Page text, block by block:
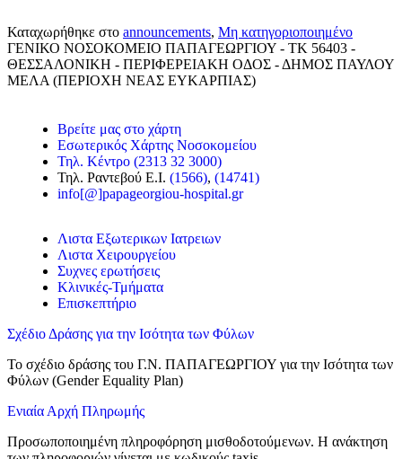
Καταχωρήθηκε στο announcements, Μη κατηγοριοποιημένο
ΓΕΝΙΚΟ ΝΟΣΟΚΟΜΕΙΟ ΠΑΠΑΓΕΩΡΓΙΟΥ - TK 56403 -
ΘΕΣΣΑΛΟΝΙΚΗ - ΠΕΡΙΦΕΡΕΙΑΚΗ ΟΔΟΣ - ΔΗΜΟΣ ΠΑΥΛΟΥ
ΜΕΛΑ (ΠΕΡΙΟΧΗ ΝΕΑΣ ΕΥΚΑΡΠΙΑΣ)
Βρείτε μας στο χάρτη
Εσωτερικός Χάρτης Νοσοκομείου
Τηλ. Κέντρο (2313 32 3000)
Τηλ. Ραντεβού Ε.Ι. (1566), (14741)
info[@]papageorgiou-hospital.gr
Λιστα Εξωτερικων Ιατρειων
Λιστα Χειρουργείου
Συχνες ερωτήσεις
Κλινικές-Τμήματα
Επισκεπτήριο
Σχέδιο Δράσης για την Ισότητα των Φύλων
Το σχέδιο δράσης του Γ.Ν. ΠΑΠΑΓΕΩΡΓΙΟΥ για την Ισότητα των
Φύλων (Gender Equality Plan)
Ενιαία Αρχή Πληρωμής
Προσωποποιημένη πληροφόρηση μισθοδοτούμενων. Η ανάκτηση
● Online